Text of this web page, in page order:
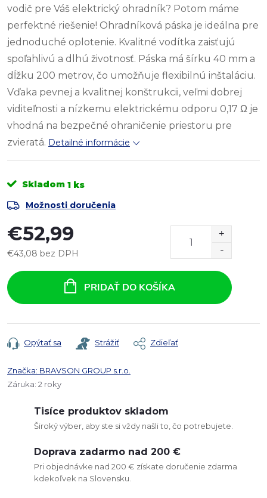
vodič pre Váš elektrický ohradník? Potom máme
perfektné riešenie! Ohradníková páska je ideálna pre
jednoduché oplotenie. Kvalitné vodítka zaisťujú
spoľahlivú a dlhú životnosť. Páska má šírku 40 mm a
dĺžku 200 metrov, čo umožňuje flexibilnú inštaláciu.
Vďaka pevnej a kvalitnej konštrukcii, veľmi dobrej
viditeľnosti a nízkemu elektrickému odporu 0,17 Ω je
vhodná na bezpečné ohraničenie priestoru pre
zvieratá. Detailné informácie
Skladom 1 ks
Možnosti doručenia
€52,99
€43,08 bez DPH
cena:
PRIDAŤ DO KOŠÍKA
Opýtať sa Strážiť Zdieľať
Značka: BRAVSON GROUP s.r.o.
Záruka: 2 roky
Tisíce produktov skladom
Široký výber, aby ste si vždy našli to, čo potrebujete.
Doprava zadarmo nad 200 €
Pri objednávke nad 200 € získate doručenie zdarma
kdekoľvek na Slovensku.